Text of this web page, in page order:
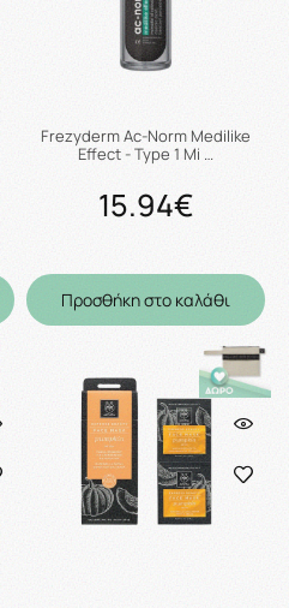
Frezyderm Ac-Norm Medilike
Effect - Type 1 Mi …
15.94€
Προσθήκη στο καλάθι